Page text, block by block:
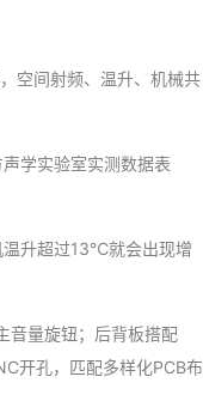
空间射频、温升、机械共
学实验室实测数据表
温升超过13℃就会出现增
音量旋钮；后背板搭配
开孔，匹配多样化PCB布